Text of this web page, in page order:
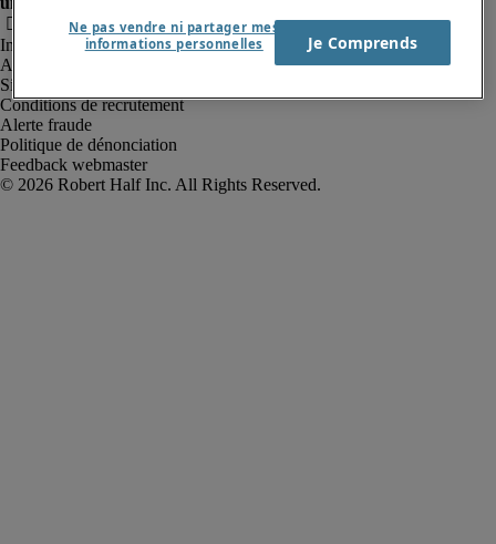
Informations sur la société
Avis de confidentialité
Site web et cookies
Conditions de recrutement
Alerte fraude
Politique de dénonciation
Feedback webmaster
Ne pas vendre ni partager mes
informations personnelles
Je Comprends